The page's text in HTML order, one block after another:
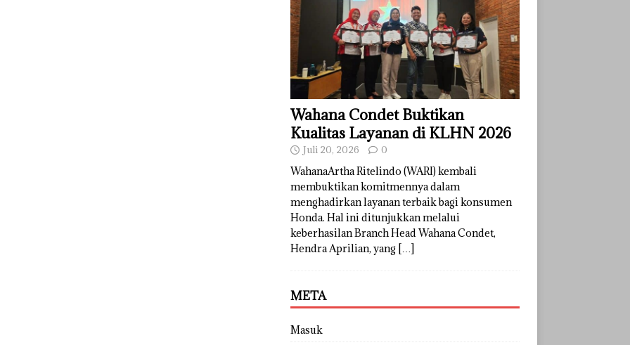
Wahana Condet Buktikan
Kualitas Layanan di KLHN 2026
Juli 20, 2026 0
WahanaArtha Ritelindo (WARI) kembali
membuktikan komitmennya dalam
menghadirkan layanan terbaik bagi konsumen
Honda. Hal ini ditunjukkan melalui
keberhasilan Branch Head Wahana Condet,
Hendra Aprilian, yang […]
META
Masuk